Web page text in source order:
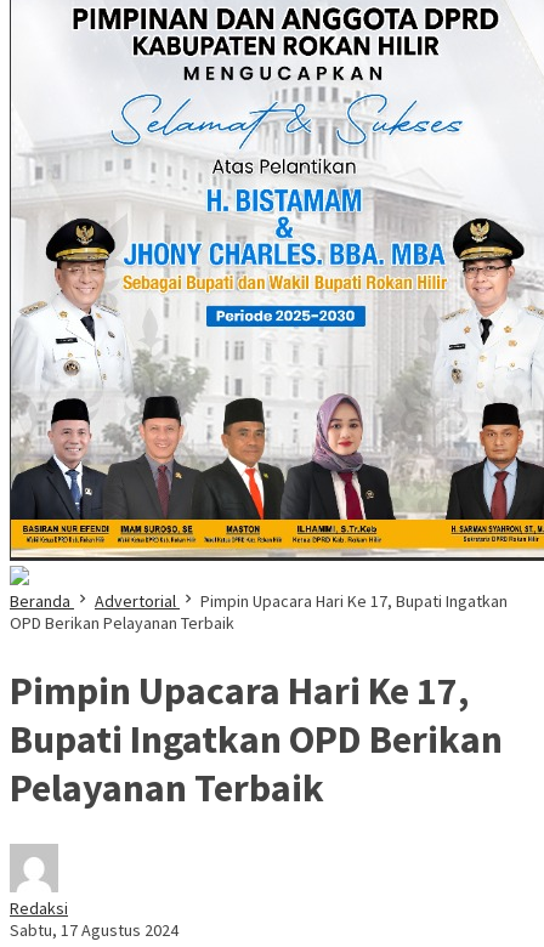
Beranda Advertorial
Pimpin Upacara Hari Ke 17, Bupati Ingatkan
OPD Berikan Pelayanan Terbaik
Pimpin Upacara Hari Ke 17,
Bupati Ingatkan OPD Berikan
Pelayanan Terbaik
Redaksi
Sabtu, 17 Agustus 2024